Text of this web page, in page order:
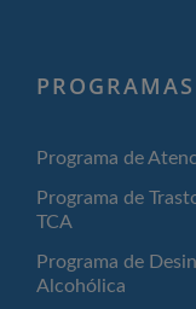
PROGRAMAS
Programa de
Programa de
TCA
Programa de
Alcohólica